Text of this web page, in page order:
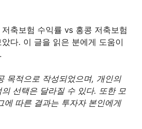
축보험 수익률 vs 홍콩 저축보험
다. 이 글을 읽은 분에게 도움이
목적으로 작성되었으며, 개인의
선택은 달라질 수 있다. 또한 모
에 따른 결과는 투자자 본인에게